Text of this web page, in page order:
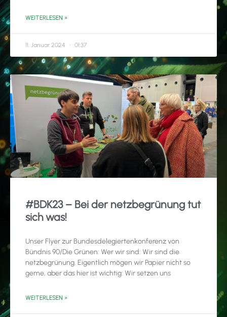
WEITERLESEN »
11. Januar 2024 01:37
#BDK23 – Bei der netzbegrünung tut
sich was!
Unser Flyer zur Bundesdelegiertenkonferenz von
Bündnis 90/Die Grünen: Wer wir sind: Wir sind die
netzbegrünung. Eigentlich mögen wir Papier nicht so
gerne, aber das hier ist wichtig: Wir setzen uns
WEITERLESEN »